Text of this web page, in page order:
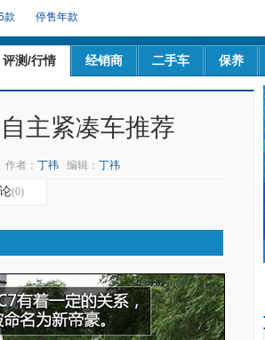
款 停售年款
评测/行情 经销商 二手车 保养
主紧凑车推荐
作者： 丁祎 编辑： 丁祎
(0)